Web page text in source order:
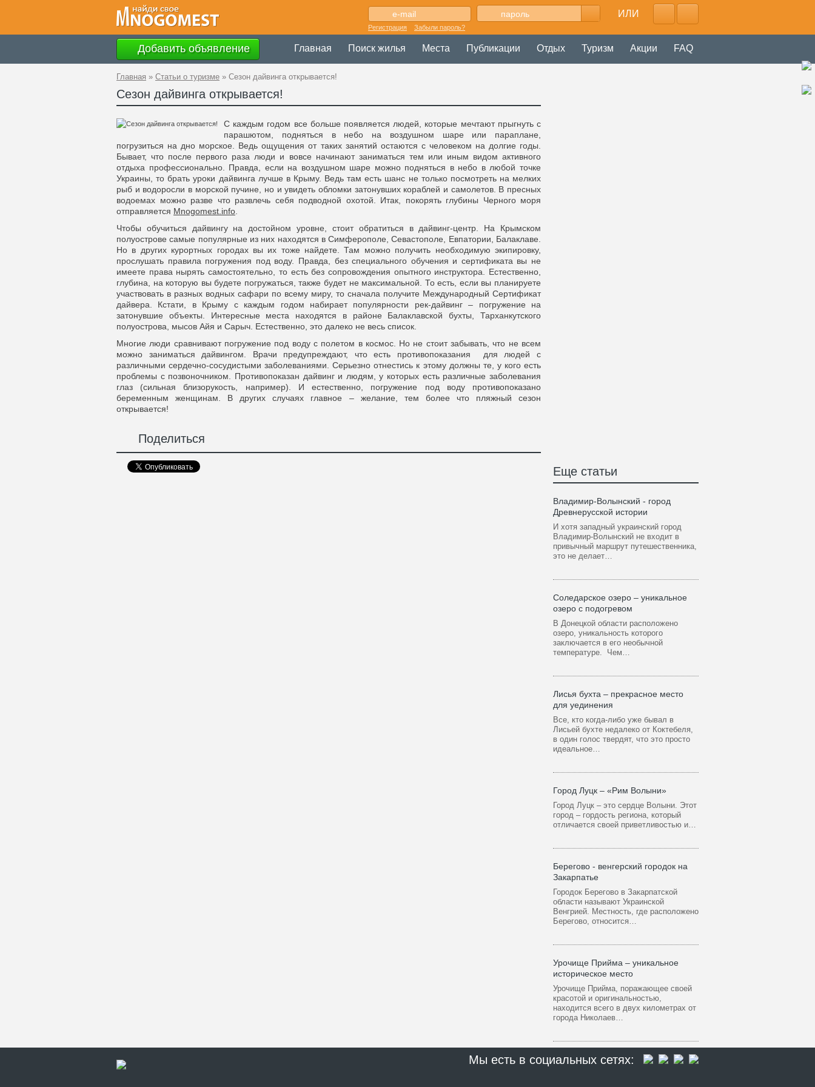
ИЛИ
Регистрация Забыли пароль?
Добавить объявление Главная Поиск жилья Места Публикации Отдых Туризм Акции FAQ
Главная » Статьи о туризме » Сезон дайвинга открывается!
Сезон дайвинга открывается!
С каждым годом все больше появляется людей, которые мечтают прыгнуть с
парашютом, подняться в небо на воздушном шаре или параплане,
погрузиться на дно морское. Ведь ощущения от таких занятий остаются с человеком на долгие годы.
Бывает, что после первого раза люди и вовсе начинают заниматься тем или иным видом активного
отдыха профессионально. Правда, если на воздушном шаре можно подняться в небо в любой точке
Украины, то брать уроки дайвинга лучше в Крыму. Ведь там есть шанс не только посмотреть на мелких
рыб и водоросли в морской пучине, но и увидеть обломки затонувших кораблей и самолетов. В пресных
водоемах можно разве что развлечь себя подводной охотой. Итак, покорять глубины Черного моря
отправляется Mnogomest.info
Чтобы обучиться дайвингу на достойном уровне, стоит обратиться в дайвинг-центр. На Крымском
полуострове самые популярные из них находятся в Симферополе, Севастополе, Евпатории, Балаклаве.
Но в других курортных городах вы их тоже найдете. Там можно получить необходимую экипировку,
прослушать правила погружения под воду. Правда, без специального обучения и сертификата вы не
имеете права нырять самостоятельно, то есть без сопровождения опытного инструктора. Естественно,
глубина, на которую вы будете погружаться, также будет не максимальной. То есть, если вы планируете
участвовать в разных водных сафари по всему миру, то сначала получите Международный Сертификат
дайвера. Кстати, в Крыму с каждым годом набирает популярности рек-дайвинг – погружение на
затонувшие объекты. Интересные места находятся в районе Балаклавской бухты, Тарханкутского
полуострова, мысов Айя и Сарыч. Естественно, это далеко не весь список.
Многие люди сравнивают погружение под воду с полетом в космос. Но не стоит забывать, что не всем
можно заниматься дайвингом. Врачи предупреждают, что есть противопоказания для людей с
различными сердечно-сосудистыми заболеваниями. Серьезно отнестись к этому должны те, у кого есть
проблемы с позвоночником. Противопоказан дайвинг и людям, у которых есть различные заболевания
глаз (сильная близорукость, например). И естественно, погружение под воду противопоказано
беременным женщинам. В других случаях главное – желание, тем более что пляжный сезон
открывается!
Поделиться
Еще статьи
Владимир-Волынский - город
Древнерусской истории
И хотя западный украинский город
Владимир-Волынский не входит в
привычный маршрут путешественника,
это не делает…
Соледарское озеро – уникальное
озеро с подогревом
В Донецкой области расположено
озеро, уникальность которого
заключается в его необычной
температуре. Чем…
Лисья бухта – прекрасное место
для уединения
Все, кто когда-либо уже бывал в
Лисьей бухте недалеко от Коктебеля,
в один голос твердят, что это просто
идеальное…
Город Луцк – «Рим Волыни»
Город Луцк – это сердце Волыни. Этот
город – гордость региона, который
отличается своей приветливостью и…
Берегово - венгерский городок на
Закарпатье
Городок Берегово в Закарпатской
области называют Украинской
Венгрией. Местность, где расположено
Берегово, относится…
Урочище Прийма – уникальное
историческое место
Урочище Прийма, поражающее своей
красотой и оригинальностью,
находится всего в двух километрах от
города Николаев…
Мы есть в социальных сетях: